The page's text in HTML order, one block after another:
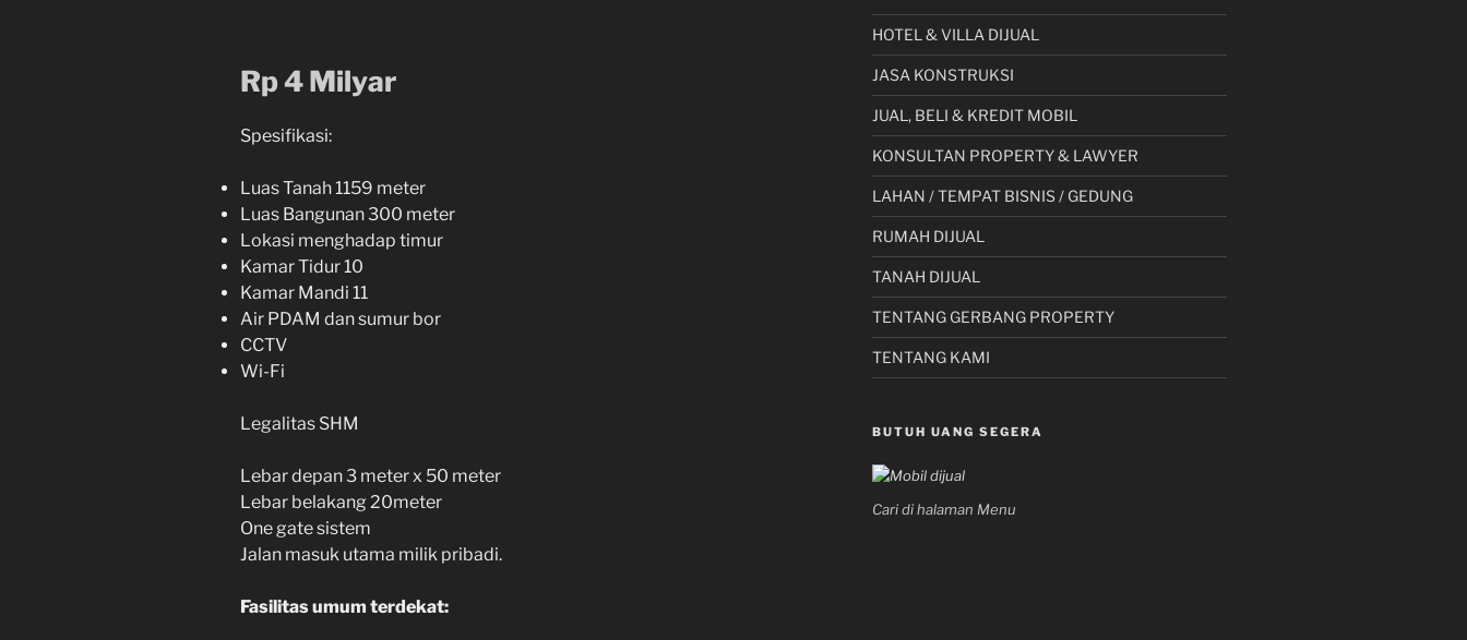
Rp 4 Milyar
Spesifikasi:
Luas Tanah 1159 meter
Luas Bangunan 300 meter
Lokasi menghadap timur
Kamar Tidur 10
Kamar Mandi 11
Air PDAM dan sumur bor
CCTV
Wi-Fi
Legalitas SHM
Lebar depan 3 meter x 50 meter
Lebar belakang 20meter
One gate sistem
Jalan masuk utama milik pribadi.
Fasilitas umum terdekat:
HOTEL & VILLA DIJUAL
JASA KONSTRUKSI
JUAL, BELI & KREDIT MOBIL
KONSULTAN PROPERTY & LAWYER
LAHAN / TEMPAT BISNIS / GEDUNG
RUMAH DIJUAL
TANAH DIJUAL
TENTANG GERBANG PROPERTY
TENTANG KAMI
BUTUH UANG SEGERA
Cari di halaman Menu